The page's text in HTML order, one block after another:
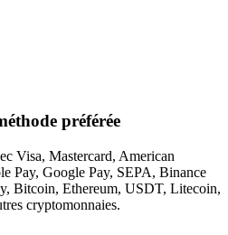
préférée
Visa, Mastercard, American
Pay, Google Pay, SEPA, Binance
Bitcoin, Ethereum, USDT, Litecoin,
cryptomonnaies.